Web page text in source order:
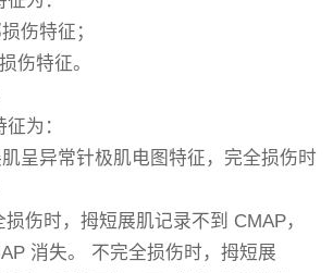
伤特征；
伤特征。
为：
呈异常针极肌电图特征，完全损伤时
伤时，拇短展肌记录不到 CMAP，
消失。 不完全损伤时，拇短展